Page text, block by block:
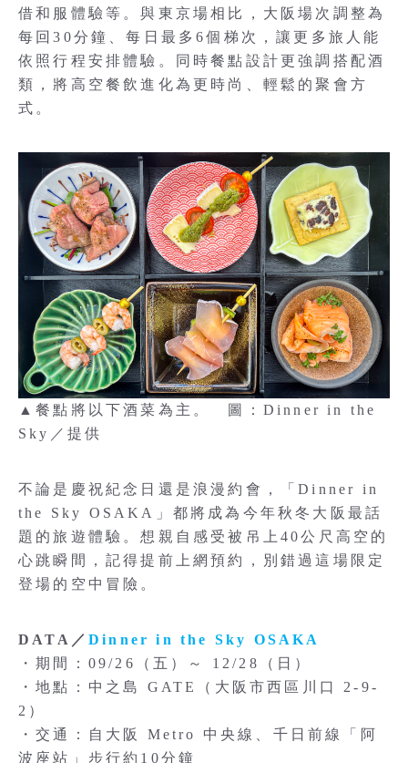
借和服體驗等。與東京場相比，大阪場次調整為
每回30分鐘、每日最多6個梯次，讓更多旅人能
依照行程安排體驗。同時餐點設計更強調搭配酒
類，將高空餐飲進化為更時尚、輕鬆的聚會方
式。
▲餐點將以下酒菜為主。 圖：Dinner in the
Sky／提供
不論是慶祝紀念日還是浪漫約會，「Dinner in
the Sky OSAKA」都將成為今年秋冬大阪最話
題的旅遊體驗。想親自感受被吊上40公尺高空的
心跳瞬間，記得提前上網預約，別錯過這場限定
登場的空中冒險。
DATA／ Dinner in the Sky OSAKA
・期間：09/26（五）～ 12/28（日）
・地點：中之島 GATE（大阪市西區川口 2-9-
2）
・交通：自大阪 Metro 中央線、千日前線「阿
波座站」步行約10分鐘